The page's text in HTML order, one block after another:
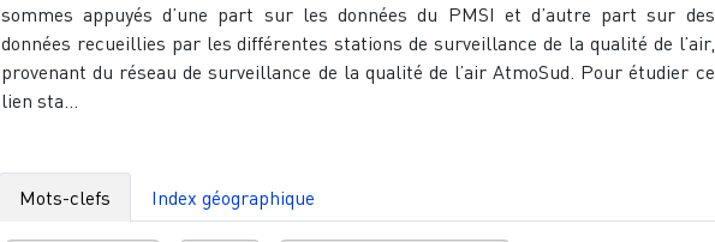
sommes appuyés d’une part sur les données du PMSI et d’autre part sur des
données recueillies par les différentes stations de surveillance de la qualité de l’air,
provenant du réseau de surveillance de la qualité de l’air AtmoSud. Pour étudier ce
lien sta...
Mots-clefs Index géographique